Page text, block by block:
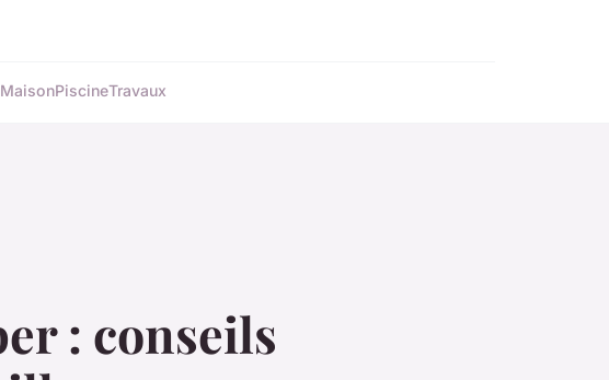
MaisonPiscineTravaux
: conseils